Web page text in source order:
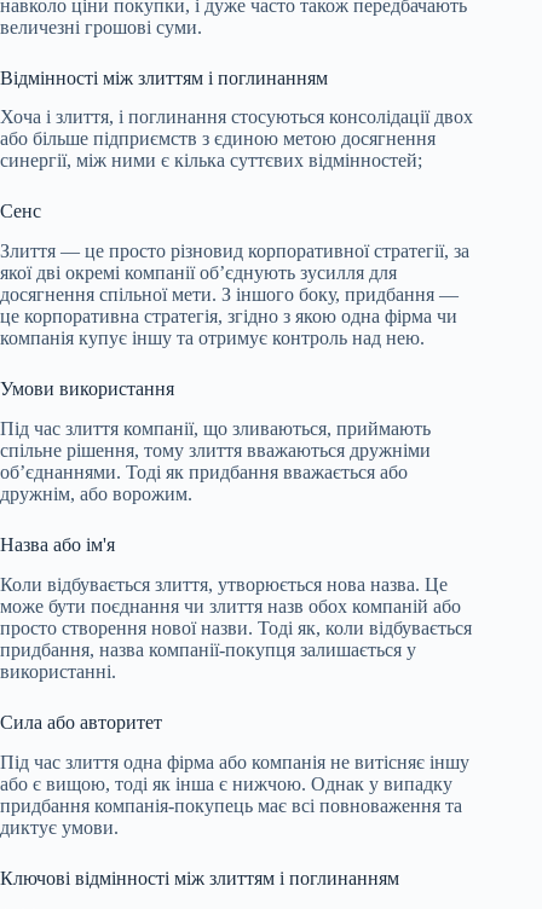
навколо ціни покупки, і дуже часто також передбачають
величезні грошові суми.
Відмінності між злиттям і поглинанням
Хоча і злиття, і поглинання стосуються консолідації двох
або більше підприємств з єдиною метою досягнення
синергії, між ними є кілька суттєвих відмінностей;
Сенс
Злиття — це просто різновид корпоративної стратегії, за
якої дві окремі компанії об’єднують зусилля для
досягнення спільної мети. З іншого боку, придбання —
це корпоративна стратегія, згідно з якою одна фірма чи
компанія купує іншу та отримує контроль над нею.
Умови використання
Під час злиття компанії, що зливаються, приймають
спільне рішення, тому злиття вважаються дружніми
об’єднаннями. Тоді як придбання вважається або
дружнім, або ворожим.
Назва або ім'я
Коли відбувається злиття, утворюється нова назва. Це
може бути поєднання чи злиття назв обох компаній або
просто створення нової назви. Тоді як, коли відбувається
придбання, назва компанії-покупця залишається у
використанні.
Сила або авторитет
Під час злиття одна фірма або компанія не витісняє іншу
або є вищою, тоді як інша є нижчою. Однак у випадку
придбання компанія-покупець має всі повноваження та
диктує умови.
Ключові відмінності між злиттям і поглинанням